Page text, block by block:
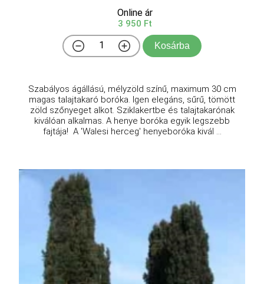
Online ár
3 950 Ft
Kosárba
Szabályos ágállású, mélyzöld színű, maximum 30 cm
magas talajtakaró boróka. Igen elegáns, sűrű, tömött
zöld szőnyeget alkot. Sziklakertbe és talajtakarónak
kiválóan alkalmas. A henye boróka egyik legszebb
fajtája! A 'Walesi herceg' henyeboróka kivál ...